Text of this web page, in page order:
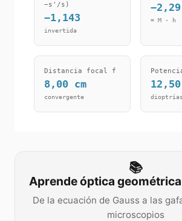
−s'/s)
−1,143
invertida
−2,29
= M · h
Distancia focal f
8,00 cm
convergente
12,50
📚
Aprende óptica
De la ecuación de Gauss a las
microscopios